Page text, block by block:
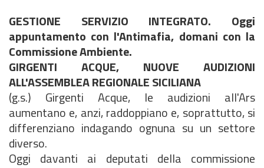
GESTIONE SERVIZIO INTEGRATO. Oggi
appuntamento con l'Antimafia, domani con la
Commissione Ambiente.
GIRGENTI ACQUE, NUOVE AUDIZIONI
ALL'ASSEMBLEA REGIONALE SICILIANA
(g.s.) Girgenti Acque, le audizioni all'Ars
aumentano e, anzi, raddoppiano e, soprattutto, si
differenziano indagando ognuna su un settore
diverso.
Oggi davanti ai deputati della commissione